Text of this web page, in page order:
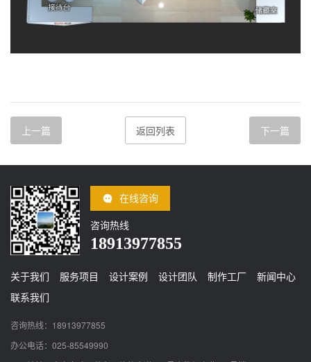
上一篇 返回列表 下一篇
在线咨询
咨询热线
18913977855
关于我们 服务项目 设计案例 设计团队 制作工厂
新闻中心
联系我们
咨询热线：18913977855
办公电话：025-85549990